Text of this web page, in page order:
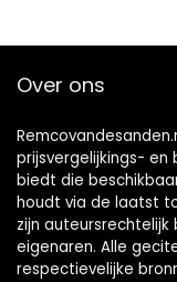
Over ons
prijsvergelijkings-
biedt die
houdt via de laatst
zijn
eigenaren. Alle
respectievelijke